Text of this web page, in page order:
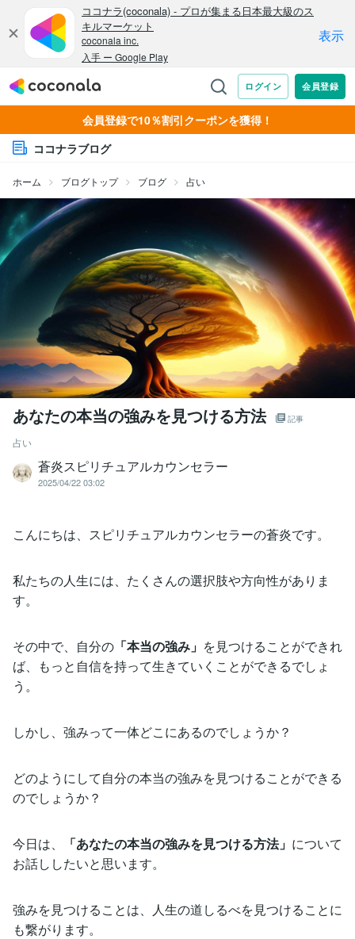
会員登録で10％割引クーポンを獲得！
ココナラブログ
ホーム ブログトップ ブログ 占い
あなたの本当の強みを見つける方法 記事
占い
蒼炎スピリチュアルカウンセラー
2025/04/22 03:02
こんにちは、スピリチュアルカウンセラーの蒼炎です。
私たちの人生には、たくさんの選択肢や方向性がありま
す。
その中で、自分の 「本当の強み」 を見つけることができれ
ば、もっと自信を持って生きていくことができるでしょ
う。
しかし、強みって一体どこにあるのでしょうか？
どのようにして自分の本当の強みを見つけることができる
のでしょうか？
今日は、 「あなたの本当の強みを見つける方法」 について
お話ししたいと思います。
強みを見つけることは、人生の道しるべを見つけることに
も繋がります。